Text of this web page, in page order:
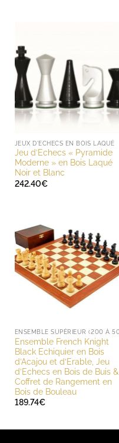
JEUX D'ECHECS EN BOIS LAQUÉ
Jeu d’Echecs « Pyramide
Moderne » en Bois Laqué
Noir et Blanc
242.40€
Ensemble French Knight
Black Echiquier en Bois
d’Acajou et d’Erable, Jeu
d’Echecs en Bois de Buis &
Coffret de Rangement en
Bois de Bouleau
189.74€